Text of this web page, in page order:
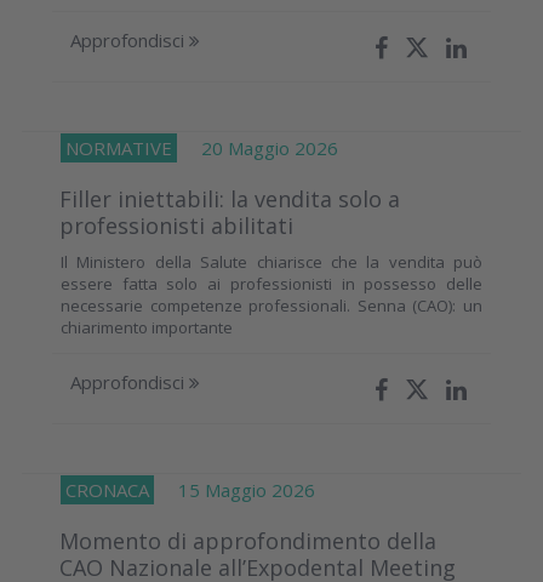
Approfondisci
NORMATIVE 20 Maggio 2026
Filler iniettabili: la vendita solo a
professionisti abilitati
Il Ministero della Salute chiarisce che la vendita può
essere fatta solo ai professionisti in possesso delle
necessarie competenze professionali. Senna (CAO): un
chiarimento importante
Approfondisci
CRONACA 15 Maggio 2026
Momento di approfondimento della
CAO Nazionale all’Expodental Meeting